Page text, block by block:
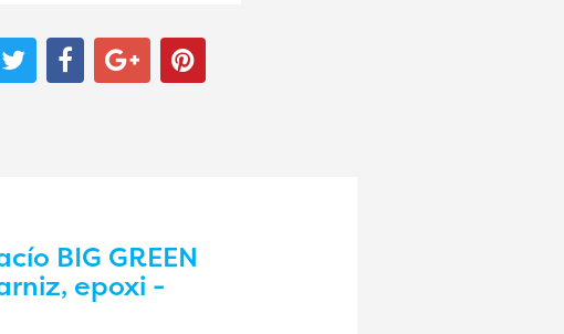
BIG GREEN
epoxi -